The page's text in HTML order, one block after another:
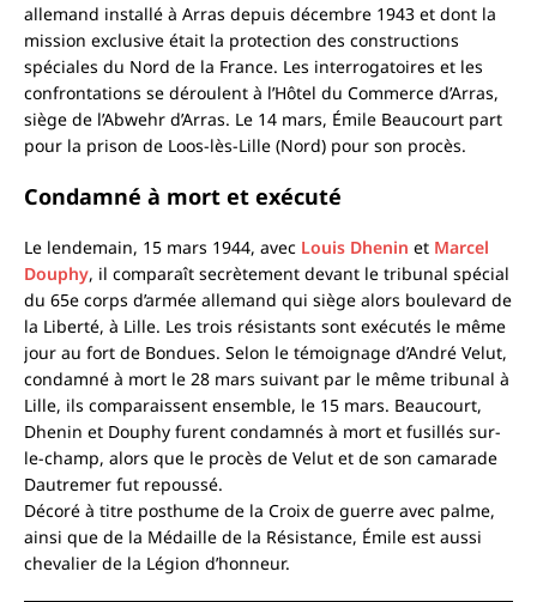
allemand installé à Arras depuis décembre 1943 et dont la
mission exclusive était la protection des constructions
spéciales du Nord de la France. Les interrogatoires et les
confrontations se déroulent à l’Hôtel du Commerce d’Arras,
siège de l’Abwehr d’Arras. Le 14 mars, Émile Beaucourt part
pour la prison de Loos-lès-Lille (Nord) pour son procès.
Condamné à mort et exécuté
Le lendemain, 15 mars 1944, avec Louis Dhenin et Marcel
Douphy, il comparaît secrètement devant le tribunal spécial
du 65e corps d’armée allemand qui siège alors boulevard de
la Liberté, à Lille. Les trois résistants sont exécutés le même
jour au fort de Bondues. Selon le témoignage d’André Velut,
condamné à mort le 28 mars suivant par le même tribunal à
Lille, ils comparaissent ensemble, le 15 mars. Beaucourt,
Dhenin et Douphy furent condamnés à mort et fusillés sur-
le-champ, alors que le procès de Velut et de son camarade
Dautremer fut repoussé.
Décoré à titre posthume de la Croix de guerre avec palme,
ainsi que de la Médaille de la Résistance, Émile est aussi
chevalier de la Légion d’honneur.